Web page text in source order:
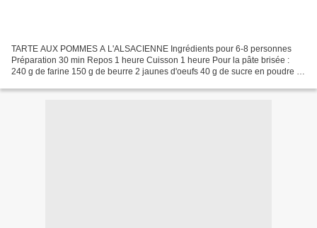
TARTE AUX POMMES A L'ALSACIENNE Ingrédients pour 6-8 personnes
Préparation 30 min Repos 1 heure Cuisson 1 heure Pour la pâte brisée :
240 g de farine 150 g de beurre 2 jaunes d'oeufs 40 g de sucre en poudre 1